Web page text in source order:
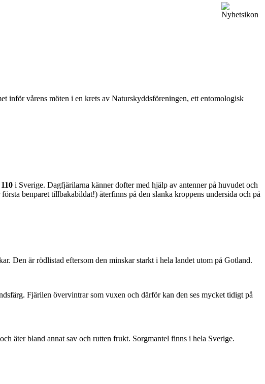
inför vårens möten i en krets av Naturskyddsföreningen, ett entomologisk
110 i Sverige. Dagfjärilarna känner dofter med hjälp av antenner på huvudet och
benparet tillbakabildat!) återfinns på den slanka kroppens undersida och på
Den är rödlistad eftersom den minskar starkt i hela landet utom på Gotland.
Fjärilen övervintrar som vuxen och därför kan den ses mycket tidigt på
äter bland annat sav och rutten frukt. Sorgmantel finns i hela Sverige.